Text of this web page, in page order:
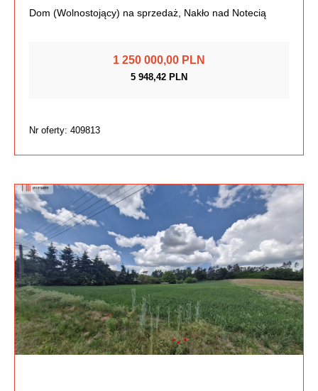
Dom (Wolnostojący) na sprzedaż, Nakło nad Notecią
1 250 000,00 PLN
5 948,42 PLN
Nr oferty: 409813